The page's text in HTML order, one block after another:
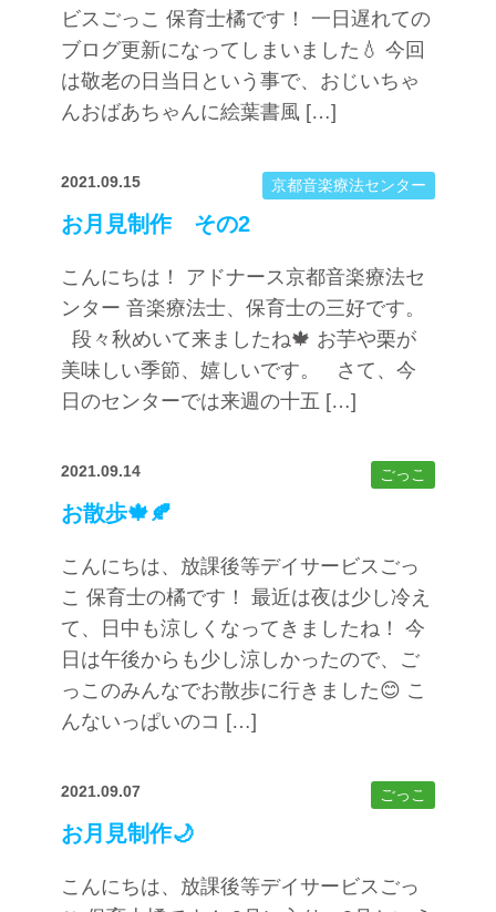
ビスごっこ 保育士橘です！ 一日遅れての
ブログ更新になってしまいました💧 今回
は敬老の日当日という事で、おじいちゃ
んおばあちゃんに絵葉書風 […]
2021.09.15 京都音楽療法センター
お月見制作 その2
こんにちは！ アドナース京都音楽療法セ
ンター 音楽療法士、保育士の三好です。
段々秋めいて来ましたね🍁 お芋や栗が
美味しい季節、嬉しいです。 さて、今
日のセンターでは来週の十五 […]
2021.09.14 ごっこ
お散歩🍁🍂
こんにちは、放課後等デイサービスごっ
こ 保育士の橘です！ 最近は夜は少し冷え
て、日中も涼しくなってきましたね！ 今
日は午後からも少し涼しかったので、ご
っこのみんなでお散歩に行きました😊 こ
んないっぱいのコ […]
2021.09.07 ごっこ
お月見制作🌙
こんにちは、放課後等デイサービスごっ